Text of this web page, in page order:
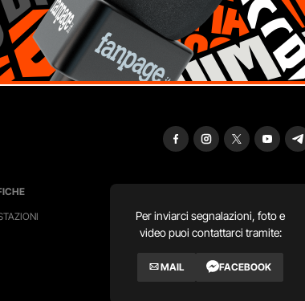
Per inviarci segnalazioni, foto e
video puoi contattarci tramite:
MAIL FACEBOOK